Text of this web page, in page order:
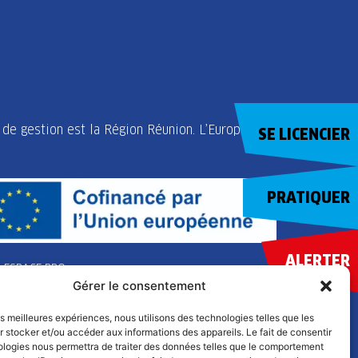
Gérer le consentement
meilleures expériences, nous utilisons des technologies telles que les
stocker et/ou accéder aux informations des appareils. Le fait de consentir
nous permettra de traiter des données telles que le comportement
SE LICENCIER
PRATIQUER
ALERTER
gestion est la Région Réunion. L’Europe
ESPACE PRO